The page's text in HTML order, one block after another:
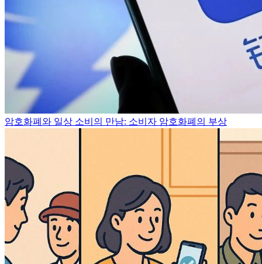
암호화폐와 일상 소비의 만남: 소비자 암호화폐의 부상